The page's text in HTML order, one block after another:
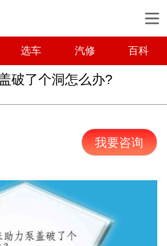
选车 汽修 百科
破了个洞怎么办?
我要咨询